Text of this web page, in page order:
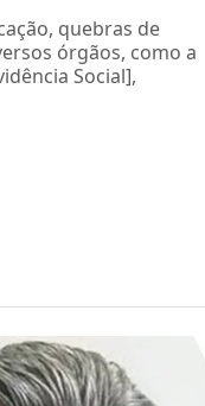
quebras de
órgãos, como a
Social],